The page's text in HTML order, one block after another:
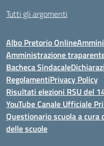
Tutti gli argomenti
Albo Pretorio Online
Amministrazione
Bacheca Sindacale
RegolamentiPrivacy Policy
Risultati elezioni RSU del
YouTube Canale Ufficiale
Questionario scuola a cura
delle scuole